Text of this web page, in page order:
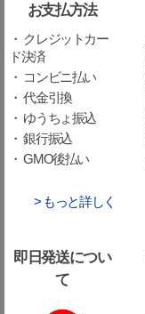
お支払方法
・ クレジットカー
ド決済
・ コンビニ払い
・ 代金引換
・ ゆうちょ振込
・ 銀行振込
・ GMO後払い
> もっと詳しく
即日発送につい
て